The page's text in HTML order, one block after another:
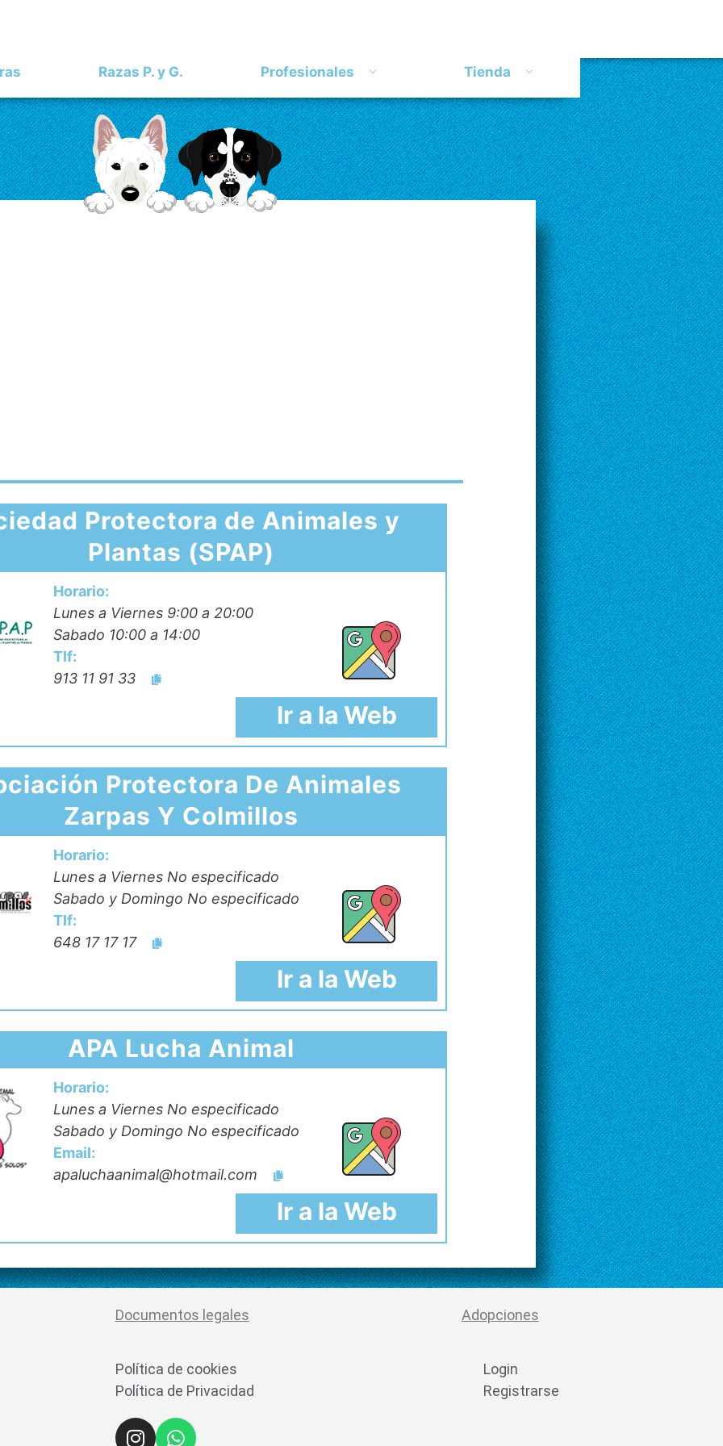
Razas P. y G. Profesionales Tienda
Protectora de Animales y
Plantas (SPAP)
Horario:
Lunes a Viernes 9:00 a 20:00
Sabado 10:00 a 14:00
Tlf:
913 11 91 33
Ir a la Web
Protectora De Animales
Zarpas Y Colmillos
Horario:
Lunes a Viernes No especificado
Sabado y Domingo No especificado
Tlf:
648 17 17 17
Ir a la Web
APA Lucha Animal
Horario:
Lunes a Viernes No especificado
Sabado y Domingo No especificado
Email:
apaluchaanimal@hotmail.com
Ir a la Web
Documentos legales
Política de cookies
Política de Privacidad
Adopciones
Login
Registrarse